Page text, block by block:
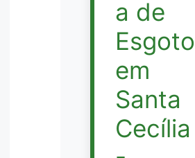
a de
Esgoto
em
Santa
Cecília